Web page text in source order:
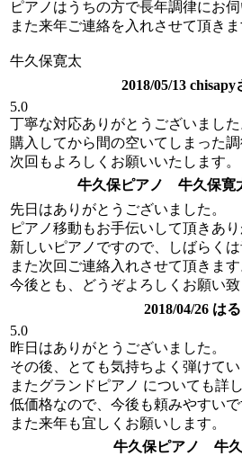
ピアノはうちの方で長年調律にお
また来年ご連絡を入れさせて頂き
牛久保寛太
2018/05/13
5.0
丁寧な対応ありがとうございました
購入してから間の空いてしまった
次回もよろしくお願いいたします。
牛久保ピアノ 牛久保寛
先日はありがとうございました。
ピアノ移動もお手伝いして頂きあり
新しいピアノですので、しばらく
また次回ご連絡入れさせて頂きます
今後とも、どうぞよろしくお願い致
2018/04/26 は
5.0
昨日はありがとうございました。
その後、とても気持ちよく弾けてい
またグランドピアノ についても詳
低価格なので、今後も頼みやすいで
また来年も宜しくお願いします。
牛久保ピアノ 牛